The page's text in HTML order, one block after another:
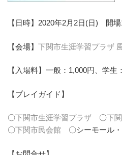
【日時】2020年2月2日(日) 開
【会場】 下関市生涯学習プラザ
【入場料】一般：1,000円、学生
【プレイガイド】
〇下関市生涯学習プラザ 〇下
〇下関市民会館 〇シーモール